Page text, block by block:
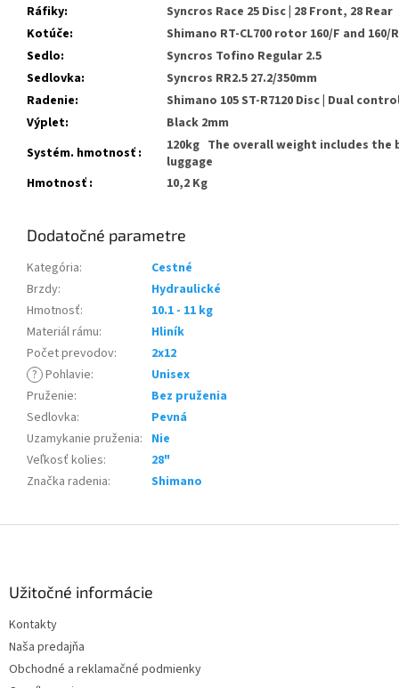
Ráfiky:
Syncros Race 25 Disc | 28 Front, 28 Rear
Kotúče:
Shimano RT-CL700 rotor 160/F and 160/R
Sedlo:
Syncros Tofino Regular 2.5
Sedlovka:
Syncros RR2.5 27.2/350mm
Radenie:
Shimano 105 ST-R7120 Disc | Dual
Výplet:
Black 2mm
Systém. hmotnosť :
120kg The overall weight includes
luggage
Hmotnosť : 10,2 Kg
Dodatočné parametre
Kategória:
Cestné
Brzdy:
Hydraulické
Hmotnosť:
10.1 - 11 kg
Materiál rámu:
Hliník
Počet prevodov:
2x12
? Pohlavie:
Unisex
Pruženie:
Bez pruženia
Sedlovka:
Pevná
Uzamykanie pruženia: Nie
Veľkosť kolies:
28"
Značka radenia: Shimano
Užitočné informácie
Kontakty
Naša predajňa
Obchodné a reklamačné podmienky